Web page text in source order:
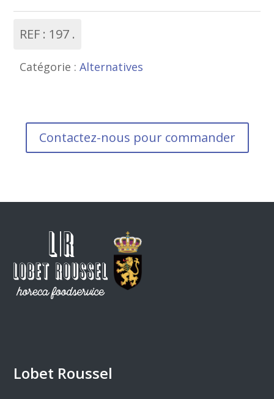
REF : 197
Catégorie :Alternatives
Contactez-nous pour commander
Lobet Roussel